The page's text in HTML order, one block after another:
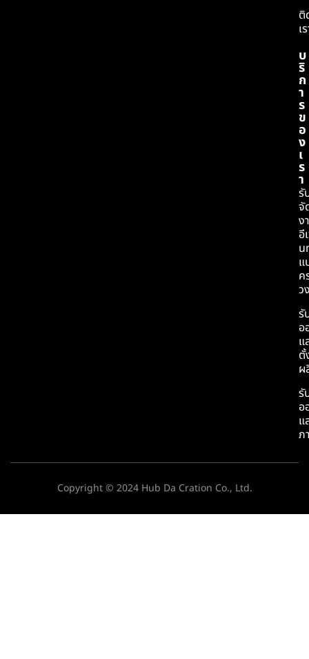
ติ
เ
บ
ริ
ก
า
ร
ข
อ
ง
เ
ร
า
รั
จั
ง
อี
น
แ
ค
ว
รั
อ
แ
ตั้
ผ
รั
อ
แ
ภ
Copyright © 2024 Hub Da Cration Co., Ltd.